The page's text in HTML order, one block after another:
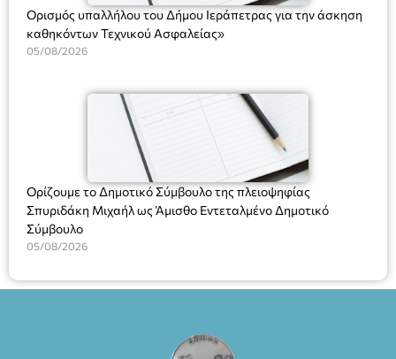
Ορισμός υπαλλήλου του Δήμου Ιεράπετρας για την άσκηση
καθηκόντων Τεχνικού Ασφαλείας»
05/08/2026
Ορίζουμε το Δημοτικό Σύμβουλο της πλειοψηφίας
Σπυριδάκη Μιχαήλ ως Άμισθο Εντεταλμένο Δημοτικό
Σύμβουλο
05/08/2026